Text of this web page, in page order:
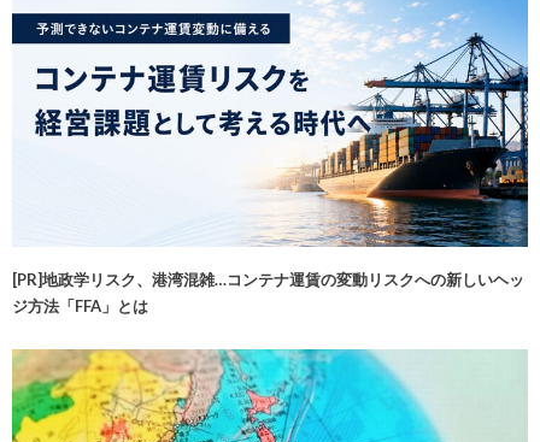
[PR]地政学リスク、港湾混雑…コンテナ運賃の変動リスクへの新しいヘッ
ジ方法「FFA」とは